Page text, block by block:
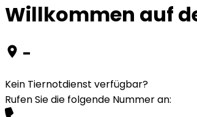
Willkommen auf
-
Kein Tiernotdienst verfügbar?
Rufen Sie die folgende Nummer an: